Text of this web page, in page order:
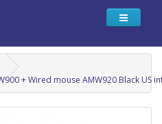
+ Wired mouse AMW920 Black US